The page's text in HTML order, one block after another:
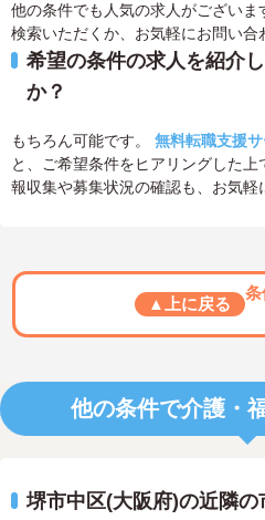
他の条件でも人気の求人がござい
検索いただくか、お気軽にお問い合
希望の条件の求人を紹介
か？
もちろん可能です。 無料転職支援
と、ご希望条件をヒアリングした
報収集や募集状況の確認も、お気軽
▲上に戻る
条
他の条件で介護・
堺市中区(大阪府)の近隣